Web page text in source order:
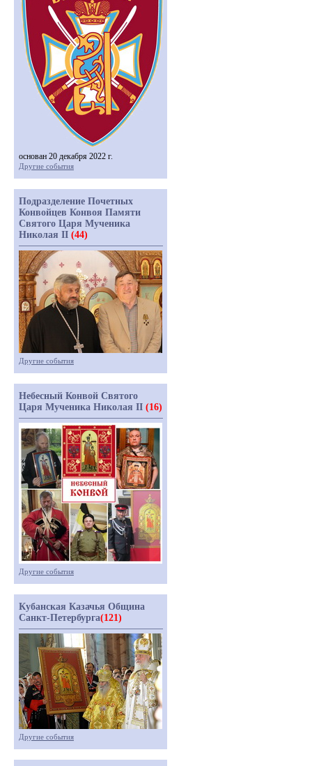
основан 20 декабря 2022 г.
Другие события
Подразделение Почетных
Конвойцев Конвоя Памяти
Святого Царя Мученика
Николая II (44)
Другие события
Небесный Конвой Святого
Царя Мученика Николая II (16)
Другие события
Кубанская Казачья Община
Санкт-Петербурга(121)
Другие события